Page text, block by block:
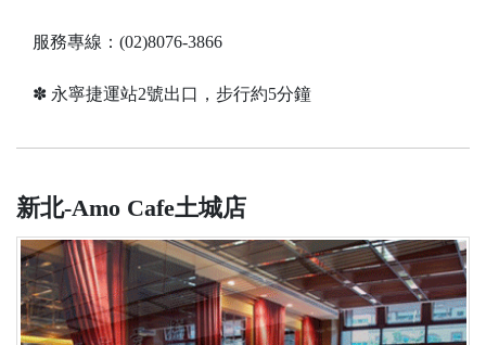
服務專線：(02)8076-3866
✽ 永寧捷運站2號出口，步行約5分鐘
新北-Amo Cafe土城店